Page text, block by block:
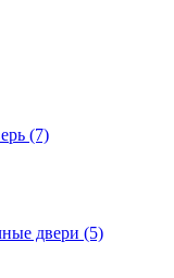
(7)
двери (5)